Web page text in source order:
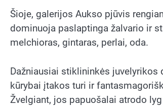
Šioje, galerijos Aukso pjūvis
dominuoja paslaptinga žalvario ir
melchioras, gintaras, perlai, oda.
Dažniausiai stiklininkės juvelyrikos
kūrybai įtakos turi ir
Žvelgiant, jos papuošalai atrodo